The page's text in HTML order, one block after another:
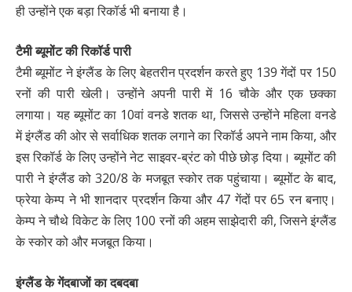
ही उन्होंने एक बड़ा रिकॉर्ड भी बनाया है।
टैमी ब्यूमोंट की रिकॉर्ड पारी
टैमी ब्यूमोंट ने इंग्लैंड के लिए बेहतरीन प्रदर्शन करते हुए 139 गेंदों पर 150
रनों की पारी खेली। उन्होंने अपनी पारी में 16 चौके और एक छक्का
लगाया। यह ब्यूमोंट का 10वां वनडे शतक था, जिससे उन्होंने महिला वनडे
में इंग्लैंड की ओर से सर्वाधिक शतक लगाने का रिकॉर्ड अपने नाम किया, और
इस रिकॉर्ड के लिए उन्होंने नेट साइवर-ब्रंट को पीछे छोड़ दिया। ब्यूमोंट की
पारी ने इंग्लैंड को 320/8 के मजबूत स्कोर तक पहुंचाया। ब्यूमोंट के बाद,
फ्रेया केम्प ने भी शानदार प्रदर्शन किया और 47 गेंदों पर 65 रन बनाए।
केम्प ने चौथे विकेट के लिए 100 रनों की अहम साझेदारी की, जिसने इंग्लैंड
के स्कोर को और मजबूत किया।
इंग्लैंड के गेंदबाजों का दबदबा